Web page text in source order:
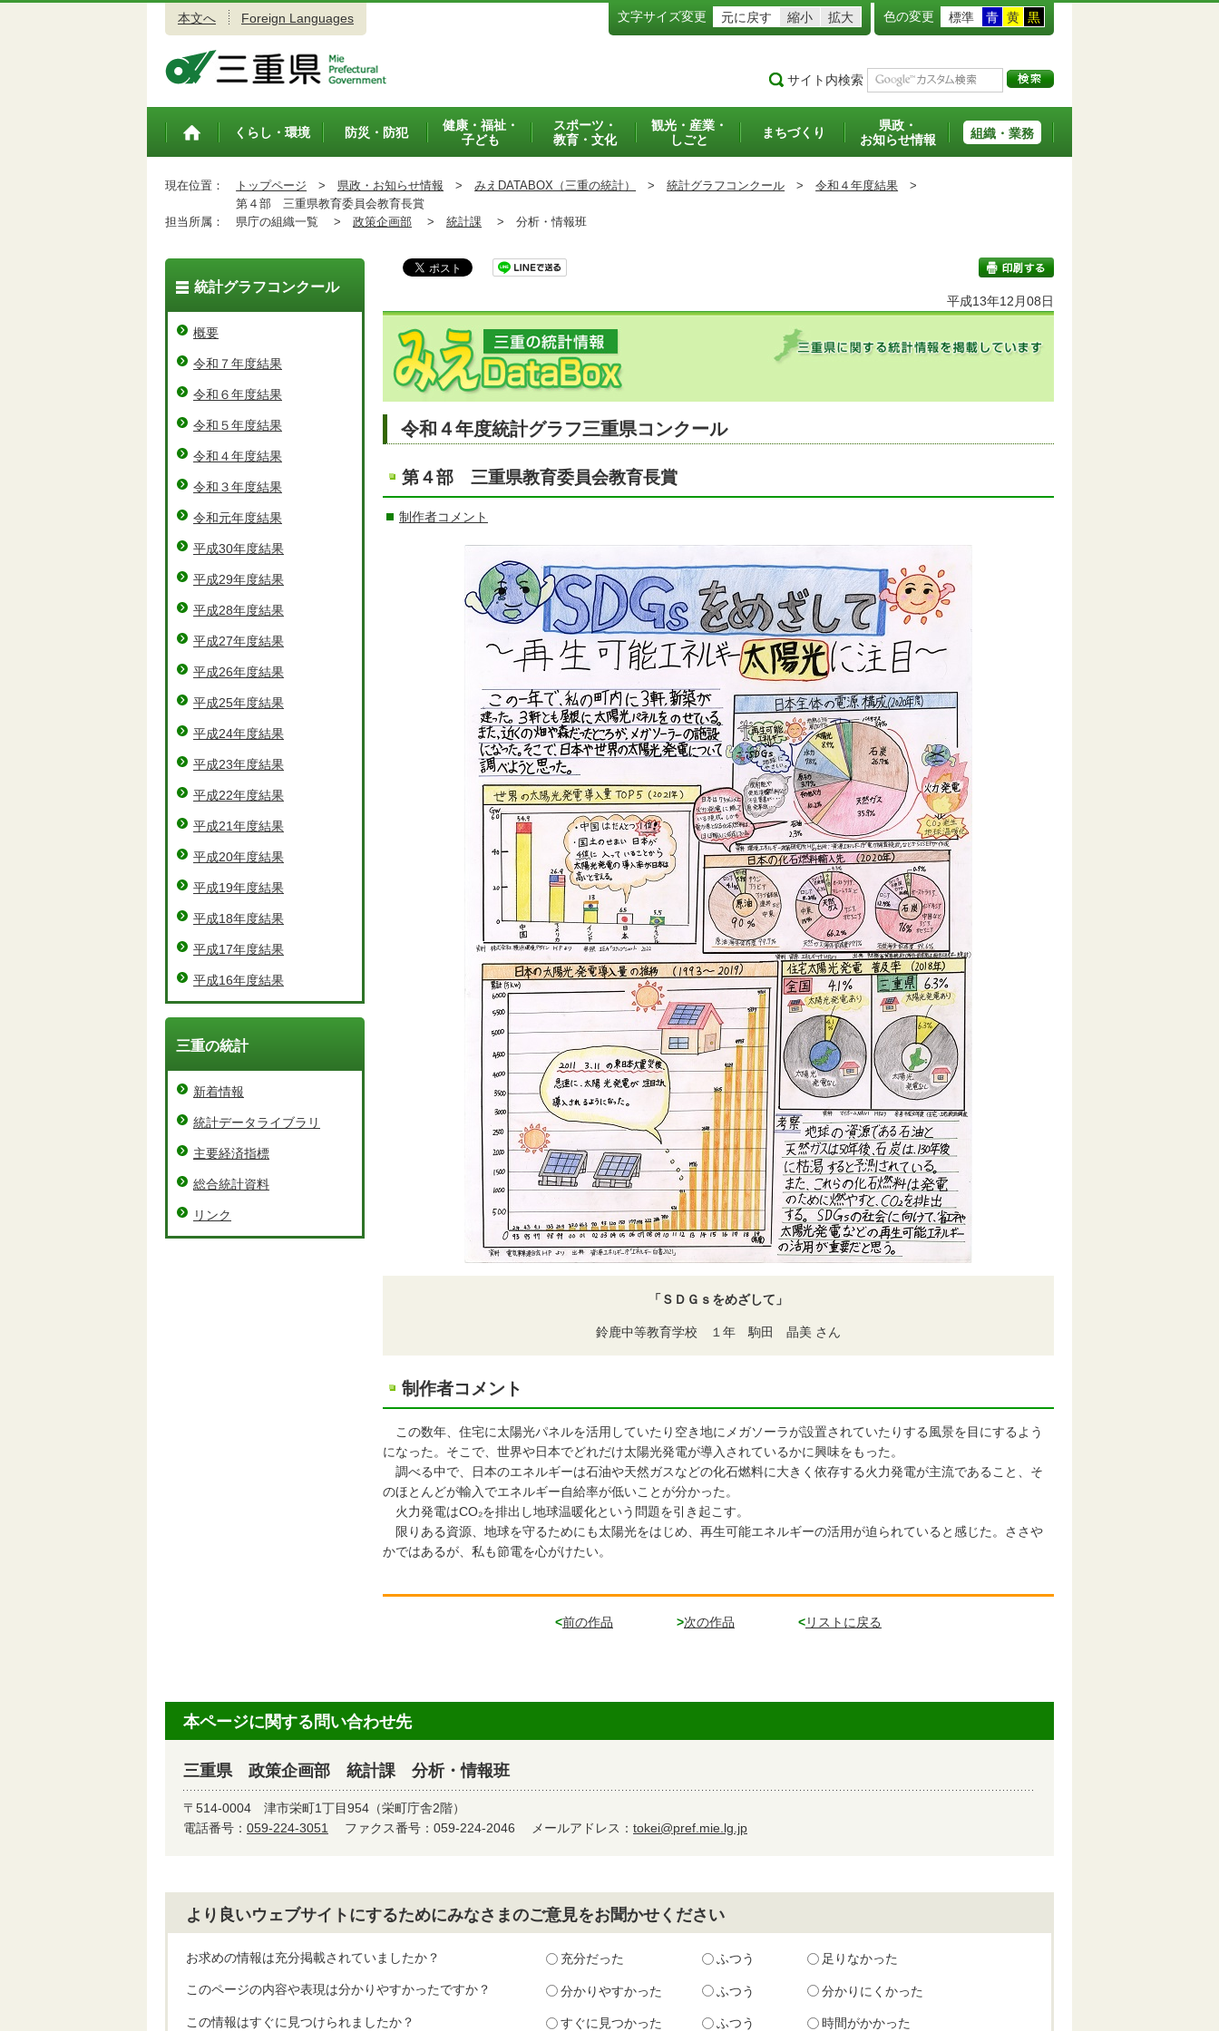
本文へ Foreign Languages 文字サイズ変更 元に戻す 縮小 拡大 色の変更 標準 青 黄 黒
サイト内検索
トップペ
くらし・環境 防災・防犯
健康・福祉・
子ども
スポーツ・
教育・文化
観光・産業・
しごと
まちづくり
県政・
お知らせ情報
組織・業務
現在位置： トップページ > 県政・お知らせ情報 > みえDATABOX（三重の統計） > 統計グラフコンクール > 令和４年度結果 >
第４部 三重県教育委員会教育長賞
担当所属：
県庁の組織一覧 > 政策企画部 > 統計課 > 分析・情報班
印刷する
平成13年12月08日
令和４年度統計グラフ三重県コンクール
第４部 三重県教育委員会教育長賞
制作者コメント
「ＳＤＧｓをめざして」
鈴鹿中等教育学校 １年 駒田 晶美 さん
制作者コメント
この数年、住宅に太陽光パネルを活用していたり空き地にメガソーラが設置されていたりする風景を目にするよう
になった。そこで、世界や日本でどれだけ太陽光発電が導入されているかに興味をもった。
調べる中で、日本のエネルギーは石油や天然ガスなどの化石燃料に大きく依存する火力発電が主流であること、そ
のほとんどが輸入でエネルギー自給率が低いことが分かった。
火力発電はCO₂を排出し地球温暖化という問題を引き起こす。
限りある資源、地球を守るためにも太陽光をはじめ、再生可能エネルギーの活用が迫られていると感じた。ささや
かではあるが、私も節電を心がけたい。
<前の作品 >次の作品 <リストに戻る
統計グラフコンクール
概要
令和７年度結果
令和６年度結果
令和５年度結果
令和４年度結果
令和３年度結果
令和元年度結果
平成30年度結果
平成29年度結果
平成28年度結果
平成27年度結果
平成26年度結果
平成25年度結果
平成24年度結果
平成23年度結果
平成22年度結果
平成21年度結果
平成20年度結果
平成19年度結果
平成18年度結果
平成17年度結果
平成16年度結果
三重の統計
新着情報
統計データライブラリ
主要経済指標
総合統計資料
リンク
本ページに関する問い合わせ先
三重県 政策企画部 統計課 分析・情報班
〒514-0004 津市栄町1丁目954（栄町庁舎2階）
電話番号： 059-224-3051 ファクス番号：059-224-2046 メールアドレス： tokei@pref.mie.lg.jp
より良いウェブサイトにするためにみなさまのご意見をお聞かせください
お求めの情報は充分掲載されていましたか？ 充分だった ふつう 足りなかった
このページの内容や表現は分かりやすかったですか？ 分かりやすかった ふつう 分かりにくかった
この情報はすぐに見つけられましたか？ すぐに見つかった ふつう 時間がかかった